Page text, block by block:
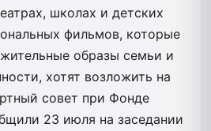
школах и детских
фильмов, которые
образы семьи и
хотят возложить на
совет при Фонде
23 июля на заседании